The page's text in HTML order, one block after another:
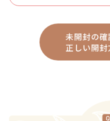
未開封の
正しい開